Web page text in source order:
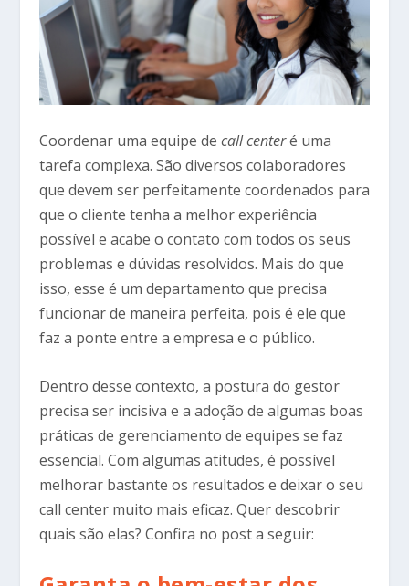
Coordenar uma equipe de call centeré uma
tarefa complexa. São diversos colaboradores
que devem ser perfeitamente coordenados para
que o cliente tenha a melhor experiência
possível e acabe o contato com todos os seus
problemas e dúvidas resolvidos. Mais do que
isso, esse é um departamento que precisa
funcionar de maneira perfeita, pois é ele que
faz a ponte entre a empresa e o público.
Dentro desse contexto, a postura do gestor
precisa ser incisiva e a adoção de algumas boas
práticas de gerenciamento de equipes se faz
essencial. Com algumas atitudes, é possível
melhorar bastante os resultados e deixar o seu
call center muito mais eficaz. Quer descobrir
quais são elas? Confira no post a seguir: